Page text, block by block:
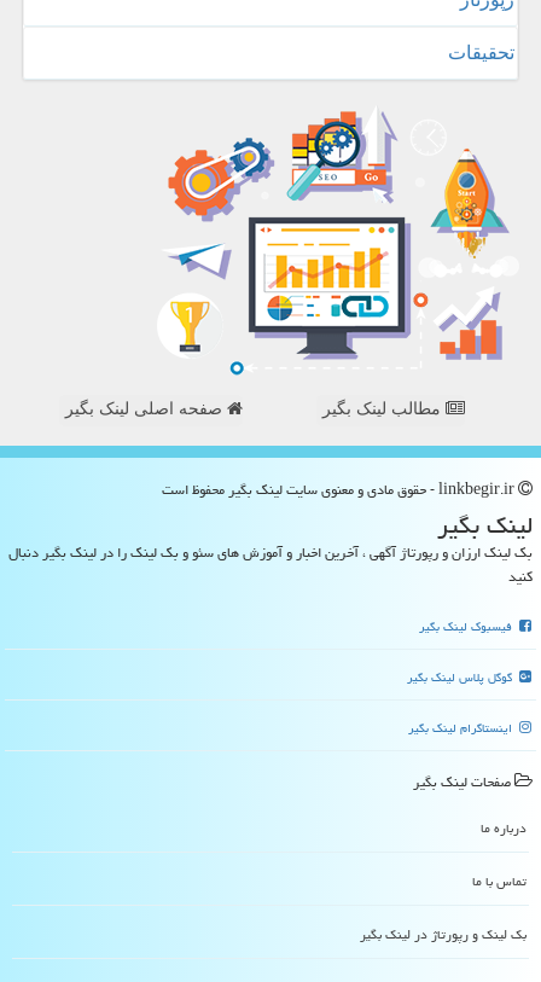
تحقیقات
مطالب لینک بگیر صفحه اصلی لینک بگیر
لینك بگیر
بک لینک ارزان و رپورتاژ آگهی ، آخرین اخبار و آموزش های سئو و بک لینک را در لینک بگیر دنبال
کنید
فیسبوک لینک بگیر
گوگل پلاس لینک بگیر
اینستاگرام لینک بگیر
صفحات لینك بگیر
درباره ما
تماس با ما
بک لینک و رپورتاژ در لینك بگیر